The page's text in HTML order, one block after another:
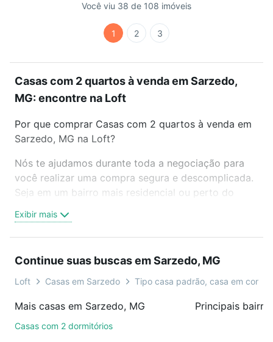
Você viu 38 de 108 imóveis
1 2 3
Casas com 2 quartos à venda em Sarzedo,
MG: encontre na Loft
Por que comprar Casas com 2 quartos à venda em
Sarzedo, MG na Loft?
Nós te ajudamos durante toda a negociação para
você realizar uma compra segura e descomplicada.
Seja em um bairro mais residencial ou perto do
oferta ideal de Casas com 2 quartos à venda em
Sarzedo, MG para conquistar seu sonho. Agende
sem compromisso e você ainda conta com mais de
46 mil corretores e imobiliárias te ajudando na
Como escolher um imóvel?
Exibir mais
Continue suas buscas em Sarzedo, MG
Loft Casas em Sarzedo Tipo casa padrão, casa em
Mais casas em Sarzedo, MG
Casas com 2 dormitórios
Principais